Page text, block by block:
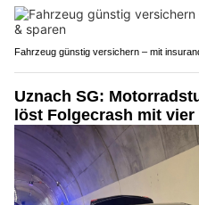
Fahrzeug günstig versichern – mit
Uznach SG:
löst Folgecrash mit